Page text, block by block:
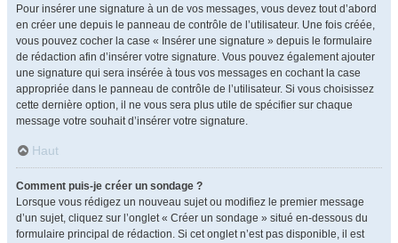
Pour insérer une signature à un de vos messages, vous devez tout d’abord
en créer une depuis le panneau de contrôle de l’utilisateur. Une fois créée,
vous pouvez cocher la case « Insérer une signature » depuis le formulaire
de rédaction afin d’insérer votre signature. Vous pouvez également ajouter
une signature qui sera insérée à tous vos messages en cochant la case
appropriée dans le panneau de contrôle de l’utilisateur. Si vous choisissez
cette dernière option, il ne vous sera plus utile de spécifier sur chaque
message votre souhait d’insérer votre signature.
Haut
Comment puis-je créer un sondage ?
Lorsque vous rédigez un nouveau sujet ou modifiez le premier message
d’un sujet, cliquez sur l’onglet « Créer un sondage » situé en-dessous du
formulaire principal de rédaction. Si cet onglet n’est pas disponible, il est